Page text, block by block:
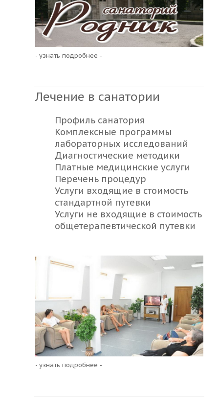
- узнать подробнее -
Лечение в санатории
Профиль санатория
Комплексные программы
лабораторных исследований
Диагностические методики
Платные медицинские услуги
Перечень процедур
Услуги входящие в стоимость
стандартной путевки
Услуги не входящие в стоимость
общетерапевтической путевки
- узнать подробнее -